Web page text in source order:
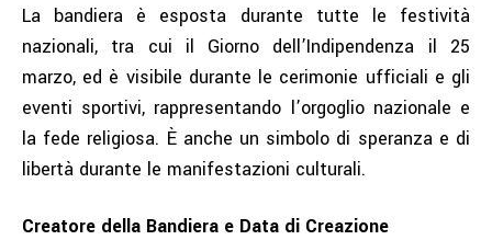
La bandiera è esposta durante tutte le festività
nazionali, tra cui il Giorno dell’Indipendenza il 25
marzo, ed è visibile durante le cerimonie ufficiali e gli
eventi sportivi, rappresentando l’orgoglio nazionale e
la fede religiosa. È anche un simbolo di speranza e di
libertà durante le manifestazioni culturali.
Creatore della Bandiera e Data di Creazione